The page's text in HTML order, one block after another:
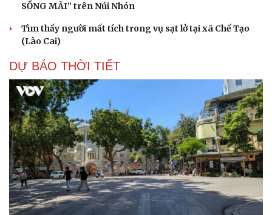
SỐNG MÃI” trên Núi Nhón
Tìm thấy người mất tích trong vụ sạt lở tại xã Chế Tạo
(Lào Cai)
DỰ BÁO THỜI TIẾT